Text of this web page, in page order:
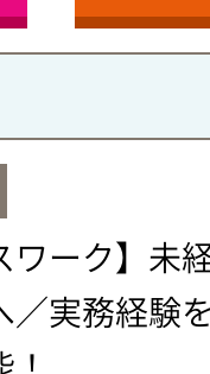
ワーク】未
／実務経験